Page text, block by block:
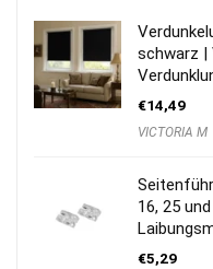
schwarz |
€14,49
VICTORIA M
16, 25
€5,29